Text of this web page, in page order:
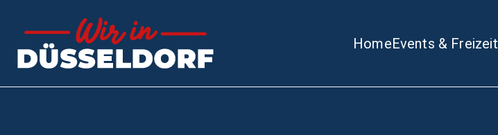
Inhalt
springen
HomeEvents & Freizeit